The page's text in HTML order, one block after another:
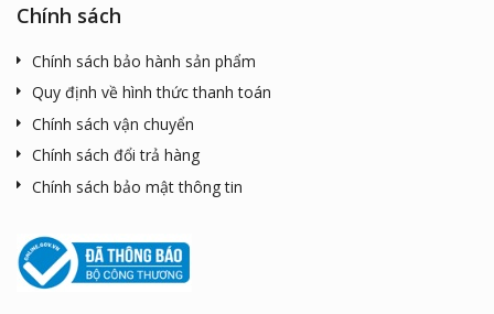
Chính sách
Chính sách bảo hành sản phẩm
Quy định về hình thức thanh toán
Chính sách vận chuyển
Chính sách đổi trả hàng
Chính sách bảo mật thông tin